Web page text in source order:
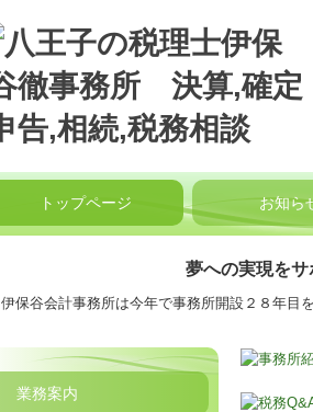
トップページ お知ら
夢への実現をサ
伊保谷会計事務所は今年で事務所開設２８年目
業務案内